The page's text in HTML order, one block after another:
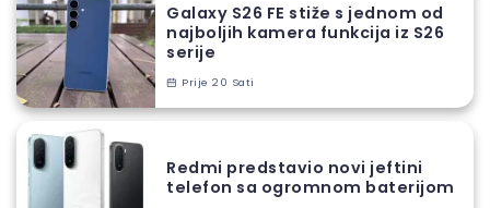
Galaxy S26 FE stiže s jednom od
najboljih kamera funkcija iz S26
serije
Prije 20 Sati
Redmi predstavio novi jeftini
telefon sa ogromnom baterijom